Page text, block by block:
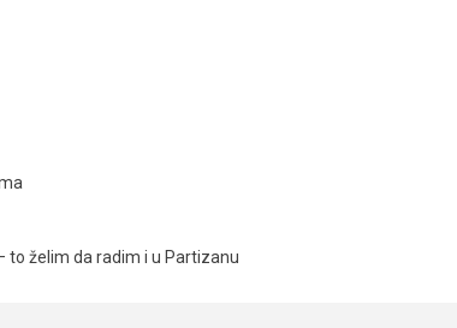
to želim da radim i u Partizanu